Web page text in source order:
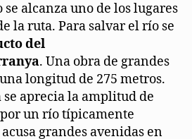
se alcanza uno de los lugares
la ruta. Para salvar el río se
del
. Una obra de grandes
longitud de 275 metros.
se aprecia la amplitud de
un río típicamente
grandes avenidas en